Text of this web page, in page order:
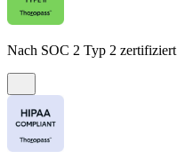
Nach SOC 2 Typ 2 zertifiziert